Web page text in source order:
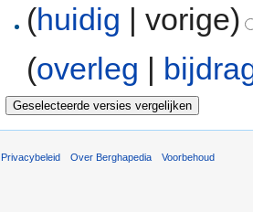
(huidig | vorige)
(overleg |
Privacybeleid Over Berghapedia Voorbehoud